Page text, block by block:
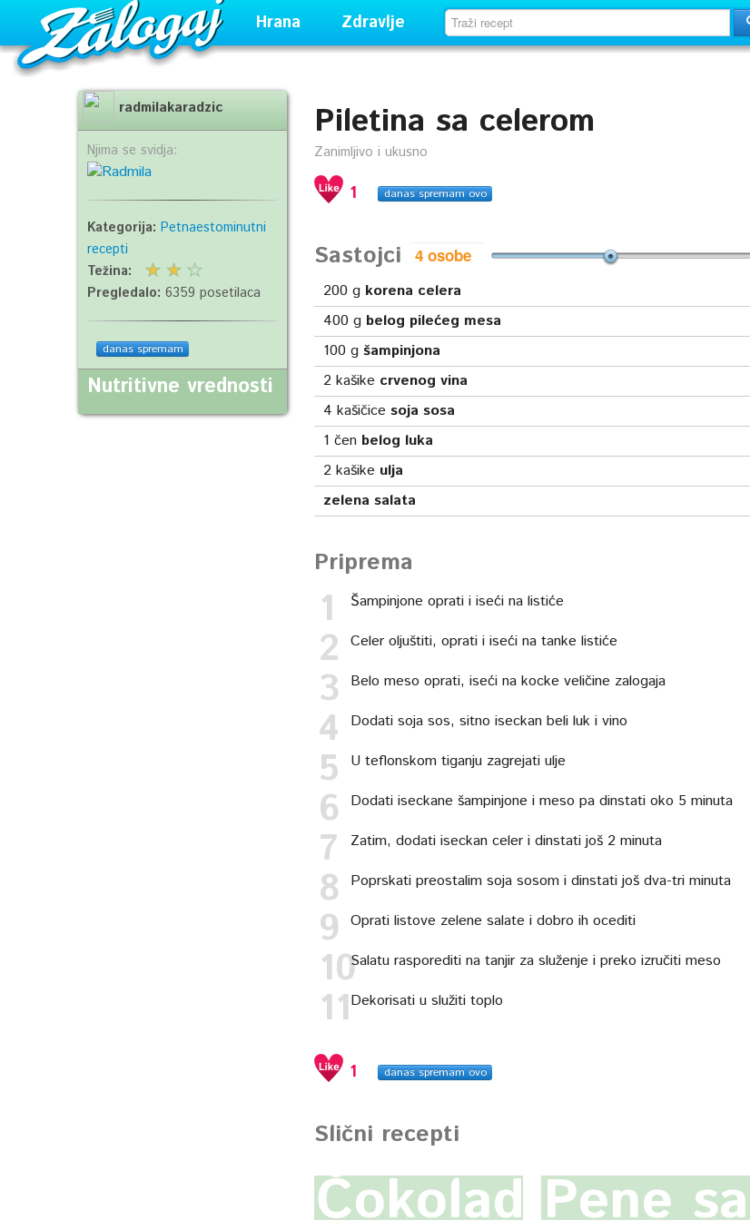
Hrana Zdravlje
Piletina sa celerom
Zanimljivo i ukusno
1 danas spremam ovo
Sastojci
200 g korena celera
400 g belog pilećeg mesa
100 g šampinjona
2 kašike crvenog vina
4 kašičice soja sosa
1 čen belog luka
2 kašike ulja
zelena salata
Priprema
Šampinjone oprati i iseći na listiće
Celer oljuštiti, oprati i iseći na tanke listiće
Belo meso oprati, iseći na kocke veličine zalogaja
Dodati soja sos, sitno iseckan beli luk i vino
U teflonskom tiganju zagrejati ulje
Dodati iseckane šampinjone i meso pa dinstati oko 5 minuta
Zatim, dodati iseckan celer i dinstati još 2 minuta
Poprskati preostalim soja sosom i dinstati još dva-tri minuta
Oprati listove zelene salate i dobro ih ocediti
Salatu rasporediti na tanjir za služenje i preko izručiti meso
Dekorisati u služiti toplo
1 danas spremam ovo
Slični recepti
ČokoladnePene sa
radmilakaradzic
Njima se svidja:
Kategorija: Petnaestominutni
recepti
Težina:
Pregledalo: 6359 posetilaca
danas spremam
Nutritivne vrednosti